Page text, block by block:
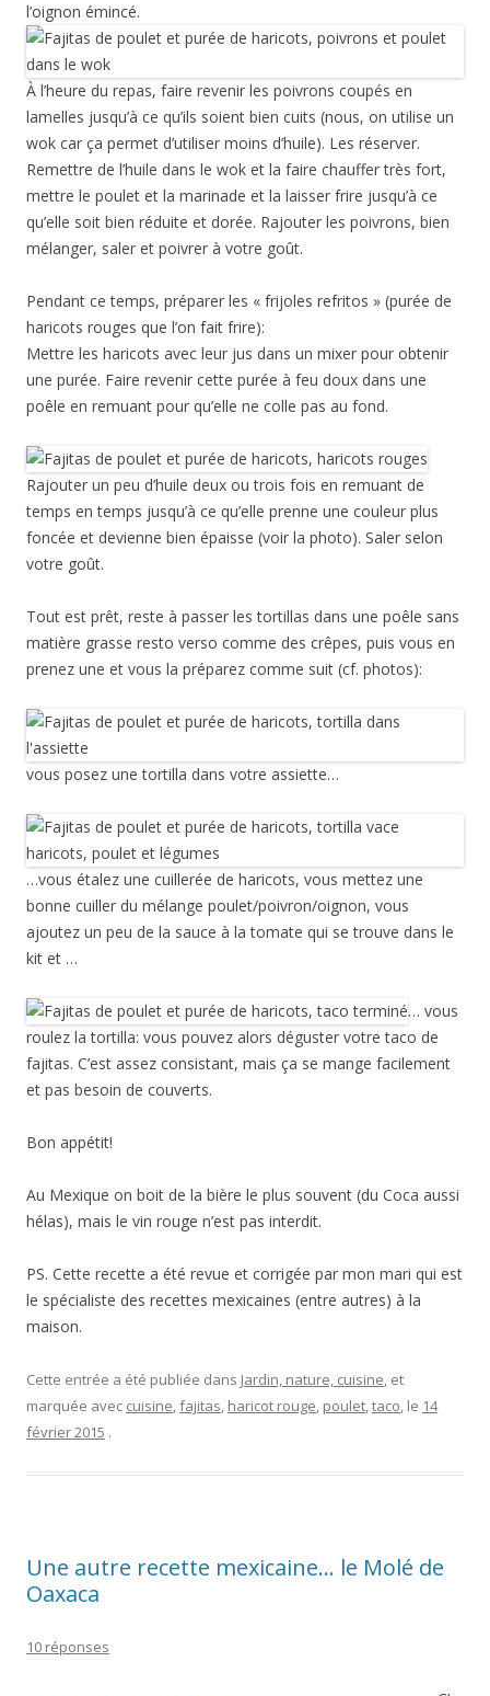
l’oignon émincé.
À l’heure du repas, faire revenir les poivrons coupés en
lamelles jusqu’à ce qu’ils soient bien cuits (nous, on utilise un
wok car ça permet d’utiliser moins d’huile). Les réserver.
Remettre de l’huile dans le wok et la faire chauffer très fort,
mettre le poulet et la marinade et la laisser frire jusqu’à ce
qu’elle soit bien réduite et dorée. Rajouter les poivrons, bien
mélanger, saler et poivrer à votre goût.
Pendant ce temps, préparer les « frijoles refritos » (purée de
haricots rouges que l’on fait frire):
Mettre les haricots avec leur jus dans un mixer pour obtenir
une purée. Faire revenir cette purée à feu doux dans une
poêle en remuant pour qu’elle ne colle pas au fond.
Rajouter un peu d’huile deux ou trois fois en remuant de
temps en temps jusqu’à ce qu’elle prenne une couleur plus
foncée et devienne bien épaisse (voir la photo). Saler selon
votre goût.
Tout est prêt, reste à passer les tortillas dans une poêle sans
matière grasse resto verso comme des crêpes, puis vous en
prenez une et vous la préparez comme suit (cf. photos):
vous posez une tortilla dans votre assiette…
…vous étalez une cuillerée de haricots, vous mettez une
bonne cuiller du mélange poulet/poivron/oignon, vous
ajoutez un peu de la sauce à la tomate qui se trouve dans le
kit et …
… vous
roulez la tortilla: vous pouvez alors déguster votre taco de
fajitas. C’est assez consistant, mais ça se mange facilement
et pas besoin de couverts.
Bon appétit!
Au Mexique on boit de la bière le plus souvent (du Coca aussi
hélas), mais le vin rouge n’est pas interdit.
PS. Cette recette a été revue et corrigée par mon mari qui est
le spécialiste des recettes mexicaines (entre autres) à la
maison.
Cette entrée a été publiée dans Jardin, nature, cuisine, et
marquée avec cuisine,fajitas, haricot rouge, poulet,taco, le 14
février 2015 .
Une autre recette mexicaine… le Molé de
Oaxaca
10 réponses